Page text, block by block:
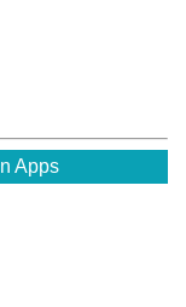
Apps